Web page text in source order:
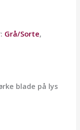
Grå/Sorte,
blade på lys